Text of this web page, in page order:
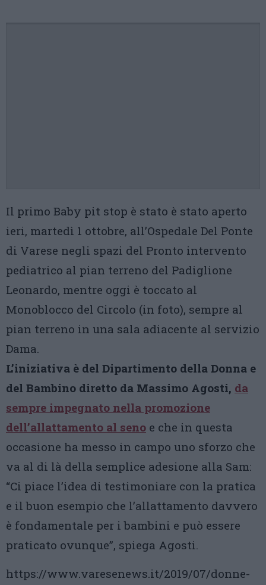
Il primo Baby pit stop è stato è stato aperto
ieri, martedì 1 ottobre, all’Ospedale Del Ponte
di Varese negli spazi del Pronto intervento
pediatrico al pian terreno del Padiglione
Leonardo, mentre oggi è toccato al
Monoblocco del Circolo (in foto), sempre al
pian terreno in una sala adiacente al servizio
Dama.
L’iniziativa è del Dipartimento della Donna e
del Bambino diretto da Massimo Agosti, da
sempre impegnato nella promozione
dell’allattamento al seno e che in questa
occasione ha messo in campo uno sforzo che
va al di là della semplice adesione alla Sam:
“Ci piace l’idea di testimoniare con la pratica
e il buon esempio che l’allattamento davvero
è fondamentale per i bambini e può essere
praticato ovunque”, spiega Agosti.
https://www.varesenews.it/2019/07/donne-